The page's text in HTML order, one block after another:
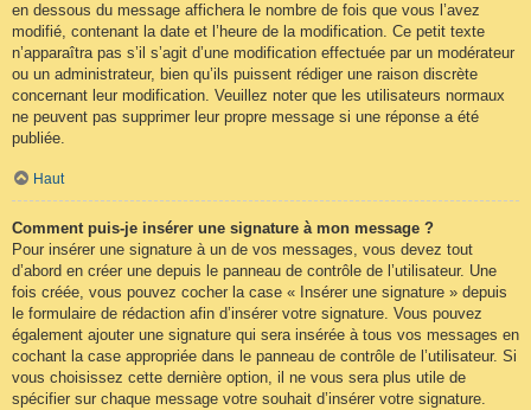
en dessous du message affichera le nombre de fois que vous l’avez
modifié, contenant la date et l’heure de la modification. Ce petit texte
n’apparaîtra pas s’il s’agit d’une modification effectuée par un modérateur
ou un administrateur, bien qu’ils puissent rédiger une raison discrète
concernant leur modification. Veuillez noter que les utilisateurs normaux
ne peuvent pas supprimer leur propre message si une réponse a été
publiée.
Haut
Comment puis-je insérer une signature à mon message ?
Pour insérer une signature à un de vos messages, vous devez tout
d’abord en créer une depuis le panneau de contrôle de l’utilisateur. Une
fois créée, vous pouvez cocher la case « Insérer une signature » depuis
le formulaire de rédaction afin d’insérer votre signature. Vous pouvez
également ajouter une signature qui sera insérée à tous vos messages en
cochant la case appropriée dans le panneau de contrôle de l’utilisateur. Si
vous choisissez cette dernière option, il ne vous sera plus utile de
spécifier sur chaque message votre souhait d’insérer votre signature.